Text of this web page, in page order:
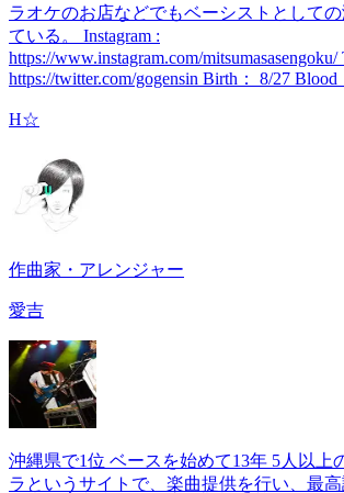
ラオケのお店などでもベーシストとして
ている。 Instagram :
https://www.instagram.com/mitsumasasengoku/
https://twitter.com/gogensin Birth： 8/27
H☆
作曲家・アレンジャー
愛吉
沖縄県で1位 ベースを始めて13年 5人以上
ラというサイトで、楽曲提供を行い、最